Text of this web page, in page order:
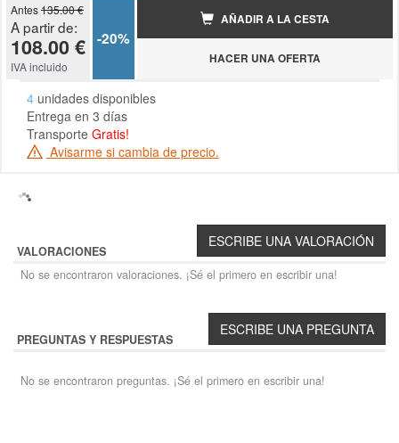
Antes135.00 €
A partir de:
108.00 €
IVA incluido
-20%
AÑADIR A LA CESTA
HACER UNA OFERTA
4 unidades disponibles
Entrega en 3 días
Transporte Gratis!
Avisarme si cambia de precio.
VALORACIONES
No se encontraron valoraciones. ¡Sé el primero en escribir una!
PREGUNTAS Y RESPUESTAS
No se encontraron preguntas. ¡Sé el primero en escribir una!